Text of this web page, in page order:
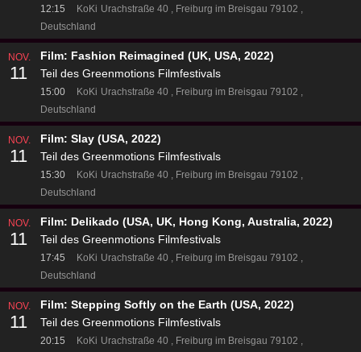
12:15 KoKi Urachstraße 40
Freiburg im Breisgau 79102
Deutschland
NOV.
11
Film: Fashion Reimagined (UK, USA, 2022)
Teil des Greenmotions Filmfestivals
15:00 KoKi Urachstraße 40
Freiburg im Breisgau 79102
Deutschland
NOV.
11
Film: Slay (USA, 2022)
Teil des Greenmotions Filmfestivals
15:30 KoKi Urachstraße 40
Freiburg im Breisgau 79102
Deutschland
NOV.
11
Film: Delikado (USA, UK, Hong Kong, Australia, 2022)
Teil des Greenmotions Filmfestivals
17:45 KoKi Urachstraße 40
Freiburg im Breisgau 79102
Deutschland
NOV.
11
Film: Stepping Softly on the Earth (USA, 2022)
Teil des Greenmotions Filmfestivals
20:15 KoKi Urachstraße 40
Freiburg im Breisgau 79102